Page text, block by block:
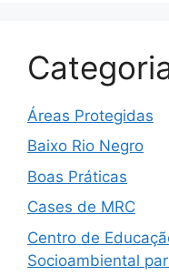
Áreas Protegidas
Baixo Rio Negro
Boas Práticas
Cases de MRC
Centro de
Socioambiental